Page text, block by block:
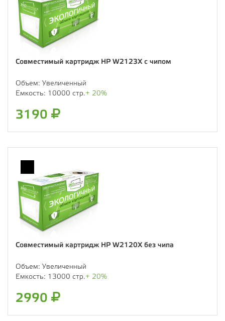
Совместимый картридж HP W2123X с чипом
Объем: Увеличенный
Емкость: 10000 стр.+ 20%
3190
Совместимый картридж HP W2120X без чипа
Объем: Увеличенный
Емкость: 13000 стр.+ 20%
2990